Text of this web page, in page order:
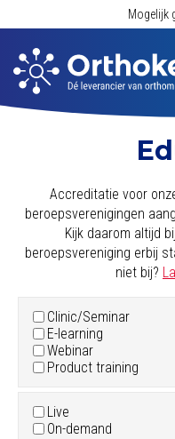
Mogelijk
Accreditatie voor
beroepsverenigingen
Kijk daarom altijd
beroepsvereniging erbij
niet bij?
Clinic/Seminar
E-learning
Webinar
Product training
Live
On-demand